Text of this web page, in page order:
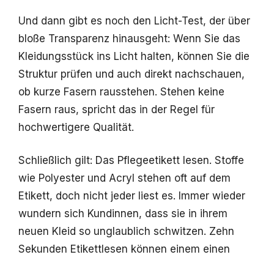
Und dann gibt es noch den Licht-Test, der über
bloße Transparenz hinausgeht: Wenn Sie das
Kleidungsstück ins Licht halten, können Sie die
Struktur prüfen und auch direkt nachschauen,
ob kurze Fasern rausstehen. Stehen keine
Fasern raus, spricht das in der Regel für
hochwertigere Qualität.
Schließlich gilt: Das Pflegeetikett lesen. Stoffe
wie Polyester und Acryl stehen oft auf dem
Etikett, doch nicht jeder liest es. Immer wieder
wundern sich Kundinnen, dass sie in ihrem
neuen Kleid so unglaublich schwitzen. Zehn
Sekunden Etikettlesen können einem einen